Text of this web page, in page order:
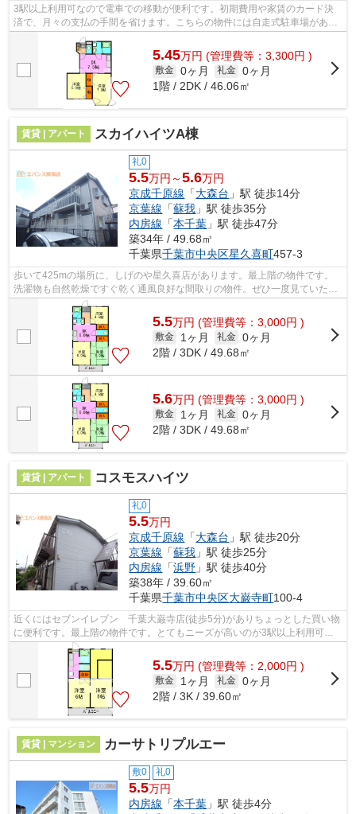
3駅以上利用可なので電車での移動が便利です。初期費用や家賃のカード決
済で、月々の支払の手間を省けます。こちらの物件には自走式駐車場があり
ます。新着情報：クレストールミヤマの...
5.45万円 (管理費等：3,300円 )
敷金 0ヶ月 礼金 0ヶ月
1階 / 2DK / 46.06㎡
賃貸 | アパート スカイハイツA棟
礼0
5.5万円～5.6万円
京成千原線 「大森台 」駅 徒歩14分
京葉線 「蘇我 」駅 徒歩35分
内房線 「本千葉 」駅 徒歩47分
築34年 / 49.68㎡
千葉県千葉市中央区星久喜町457-3
歩いて425mの場所に、しげのや星久喜店があります。最上階の物件です。
洗濯物も自然乾燥ですぐ乾く通風良好な間取りの物件。ぜひ一度見ていただ
きたい、「スカイハイツA棟」です。エバ...
5.5万円 (管理費等：3,000円 )
敷金 1ヶ月 礼金 0ヶ月
2階 / 3DK / 49.68㎡
5.6万円 (管理費等：3,000円 )
敷金 1ヶ月 礼金 0ヶ月
2階 / 3DK / 49.68㎡
賃貸 | アパート コスモスハイツ
礼0
5.5万円
京成千原線 「大森台 」駅 徒歩20分
京葉線 「蘇我 」駅 徒歩25分
内房線 「浜野 」駅 徒歩40分
築38年 / 39.60㎡
千葉県千葉市中央区大巌寺町100-4
近くにはセブンイレブン 千葉大巌寺店(徒歩5分)がありちょっとした買い物
に便利です。最上階の物件です。とてもニーズが高いのが3駅以上利用可の
物件です。新着情報：コスモスハイツ...
5.5万円 (管理費等：2,000円 )
敷金 1ヶ月 礼金 0ヶ月
2階 / 3K / 39.60㎡
賃貸 | マンション カーサトリプルエー
敷0 礼0
5.5万円
内房線 「本千葉 」駅 徒歩4分